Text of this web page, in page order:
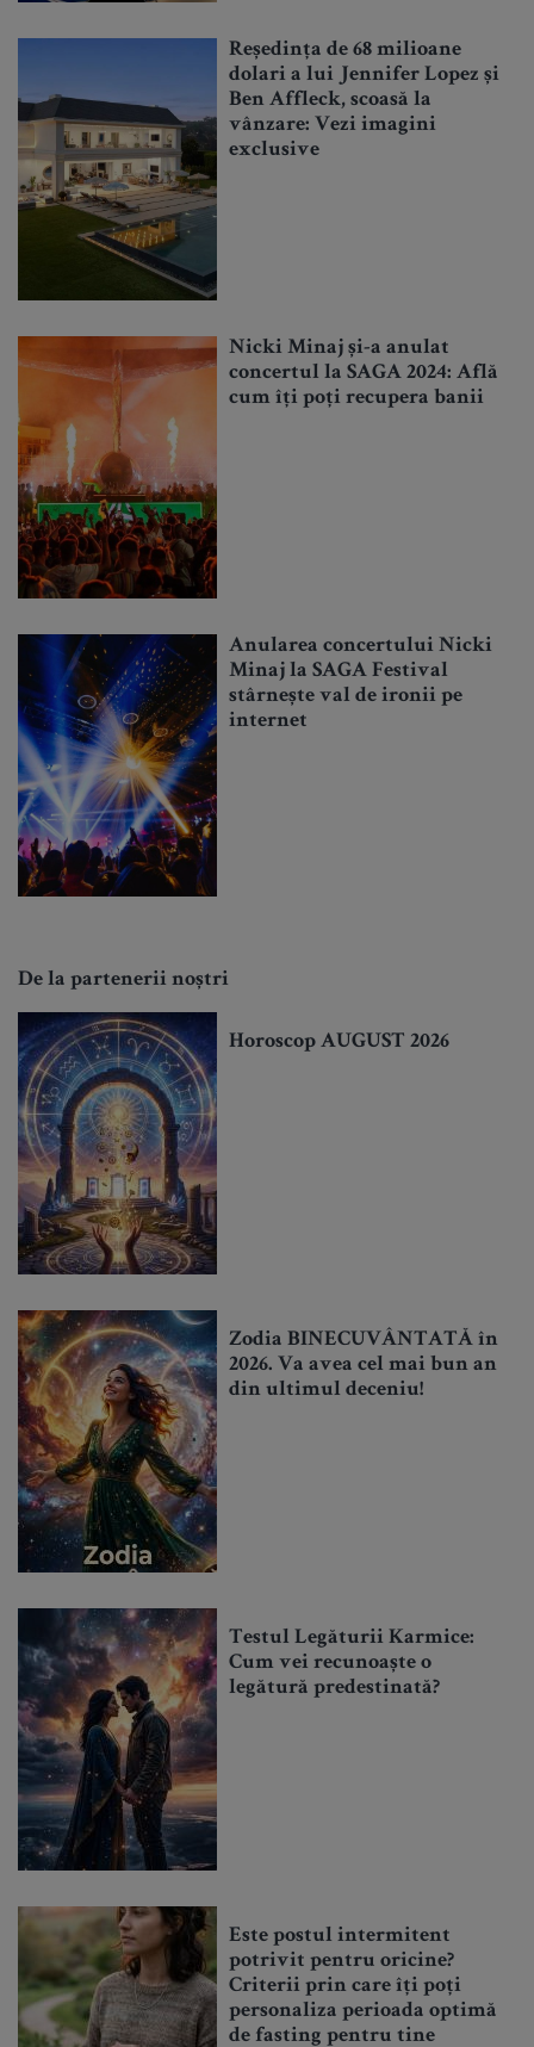
Reședința de 68 milioane
dolari a lui Jennifer Lopez și
Ben Affleck, scoasă la
vânzare: Vezi imagini
exclusive
Nicki Minaj și-a anulat
concertul la SAGA 2024: Află
cum îți poți recupera banii
Anularea concertului Nicki
Minaj la SAGA Festival
stârnește val de ironii pe
internet
De la partenerii noștri
Horoscop AUGUST 2026
Zodia BINECUVÂNTATĂ în
2026. Va avea cel mai bun an
din ultimul deceniu!
Testul Legăturii Karmice:
Cum vei recunoaște o
legătură predestinată?
Este postul intermitent
potrivit pentru oricine?
Criterii prin care îți poți
personaliza perioada optimă
de fasting pentru tine